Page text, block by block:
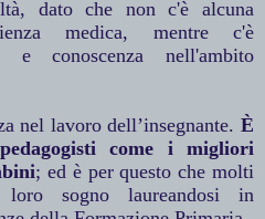
dato che non c'è alcuna
medica, mentre c'è
e conoscenza nell'ambito
nel lavoro dell’insegnante. È
come i migliori
; ed è per questo che molti
loro sogno laureandosi in